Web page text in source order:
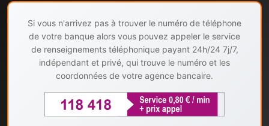
Si vous n'arrivez pas à trouver le numéro de téléphone
de votre banque alors vous pouvez appeler le service
de renseignements téléphonique payant 24h/24 7j/7,
indépendant et privé, qui trouve le numéro et les
coordonnées de votre agence bancaire.